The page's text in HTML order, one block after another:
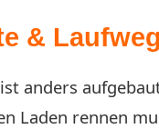
&
anders
Laden rennen